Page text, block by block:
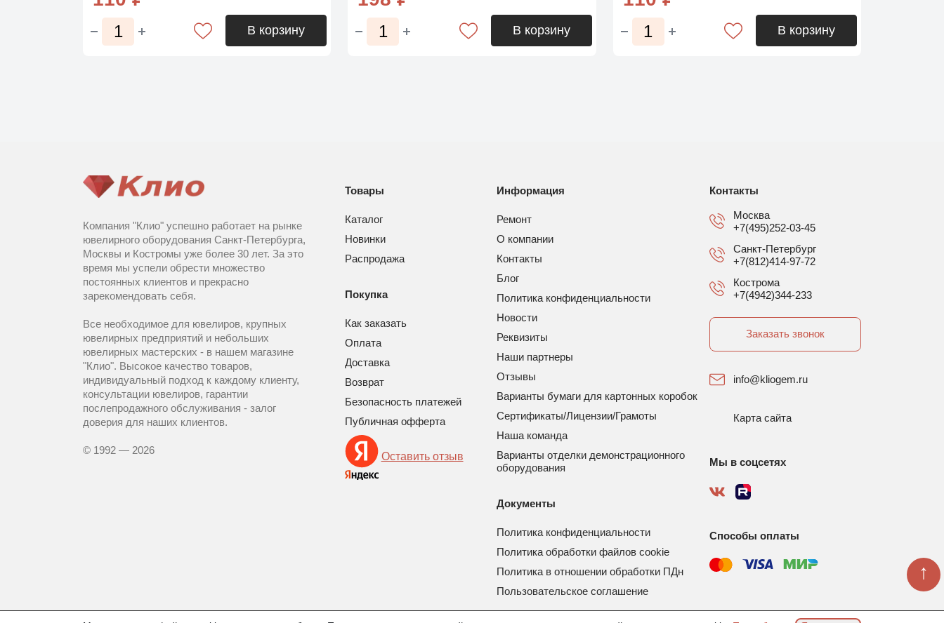
В корзину В корзину В корзину
Компания "Клио" успешно работает на рынке
ювелирного оборудования Санкт-Петербурга,
Москвы и Костромы уже более 30 лет. За это
время мы успели обрести множество
постоянных клиентов и прекрасно
зарекомендовать себя.
Все необходимое для ювелиров, крупных
ювелирных предприятий и небольших
ювелирных мастерских - в нашем магазине
"Клио". Высокое качество товаров,
индивидуальный подход к каждому клиенту,
консультации ювелиров, гарантии
послепродажного обслуживания - залог
доверия для наших клиентов.
© 1992 — 2026
Товары
Каталог
Новинки
Распродажа
Покупка
Как заказать
Оплата
Доставка
Возврат
Безопасность платежей
Публичная офферта
Оставить отзыв
Информация
Ремонт
О компании
Контакты
Блог
Политика конфиденциальности
Новости
Реквизиты
Наши партнеры
Отзывы
Варианты бумаги для картонных коробок
Сертификаты/Лицензии/Грамоты
Наша команда
Варианты отделки демонстрационного
оборудования
Документы
Политика конфиденциальности
Политика обработки файлов cookie
Политика в отношении обработки ПДн
Пользовательское соглашение
Контакты
Москва
+7(495)252-03-45
Санкт-Петербург
+7(812)414-97-72
Кострома
+7(4942)344-233
Заказать звонок
info@kliogem.ru
Карта сайта
Мы в соцсетях
Способы оплаты
↑